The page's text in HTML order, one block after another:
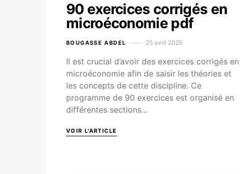
90 exercices corrigés en
microéconomie pdf
BOUGASSE ABDEL 25 avril 2025
Il est crucial d’avoir des exercices corrigés en
microéconomie afin de saisir les théories et
les concepts de cette discipline. Ce
programme de 90 exercices est organisé en
différentes sections…
VOIR L'ARTICLE